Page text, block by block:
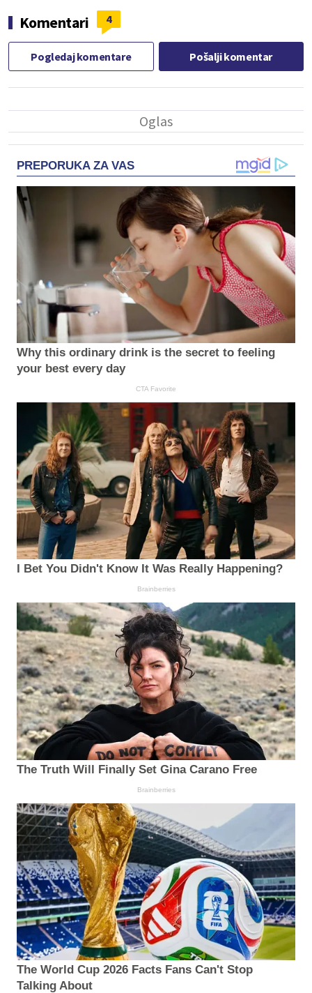
Komentari 4
Pogledaj komentare Pošalji komentar
PREPORUKA ZA VAS
Why this ordinary drink is the secret to feeling
your best every day
CTA Favorite
I Bet You Didn't Know It Was Really Happening?
Brainberries
The Truth Will Finally Set Gina Carano Free
Brainberries
The World Cup 2026 Facts Fans Can't Stop
Talking About